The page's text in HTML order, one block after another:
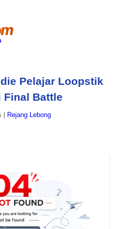
Pelajar Loopstik
Final Battle
Rejang Lebong